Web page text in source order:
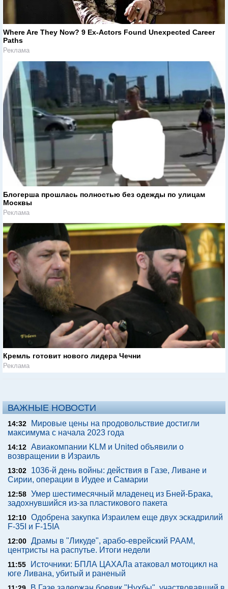
Where Are They Now? 9 Ex-Actors Found Unexpected Career
Paths
Реклама
Блогерша прошлась полностью без одежды по улицам
Москвы
Реклама
Кремль готовит нового лидера Чечни
Реклама
ВАЖНЫЕ НОВОСТИ
14:32
Мировые цены на продовольствие достигли
максимума с начала 2023 года
14:12 Авиакомпании KLM и United объявили о
возвращении в Израиль
13:02
1036-й день войны: действия в Газе, Ливане и
Сирии, операции в Иудее и Самарии
12:58 Умер шестимесячный младенец из Бней-Брака,
задохнувшийся из-за пластикового пакета
12:10 Одобрена закупка Израилем еще двух эскадрилий
F-35I и F-15IA
12:00 Драмы в "Ликуде", арабо-еврейский РААМ,
центристы на распутье. Итоги недели
11:55
Источники: БПЛА ЦАХАЛа атаковал мотоцикл на
юге Ливана, убитый и раненый